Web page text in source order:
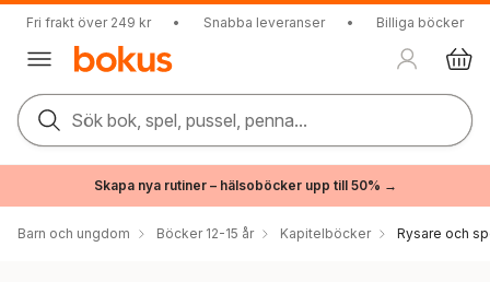
Fri frakt över 249 kr • Snabba leveranser • Billiga böcker
Sök bok, spel, pussel, penna...
Skapa nya rutiner – hälsoböcker upp till 50% →
Barn och ungdom Böcker 12-15 år Kapitelböcker Rysare och